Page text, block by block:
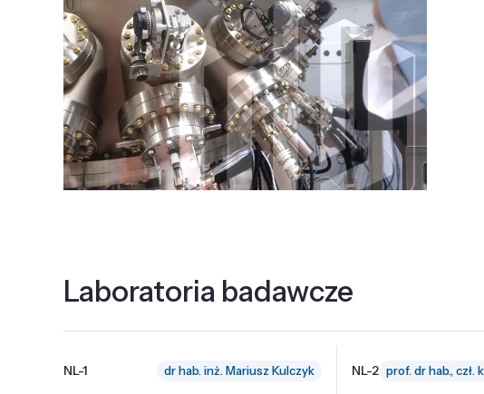
Laboratoria badawcze
NL-1 dr hab. inż. Mariusz Kulczyk NL-2